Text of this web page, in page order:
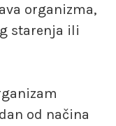
organizma,
starenja ili
od načina